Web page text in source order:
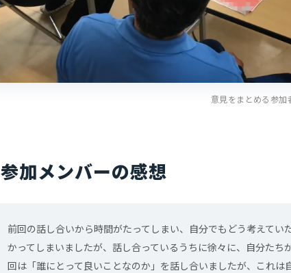
意見をまとめる参加
参加メンバーの感想
前回の話し合いから時間がたってしまい、自分でもどう考えて
かってしまいましたが、話し合っているうちに徐々に、自分た
回は「誰にとって良いことなのか」を話し合いましたが、これ